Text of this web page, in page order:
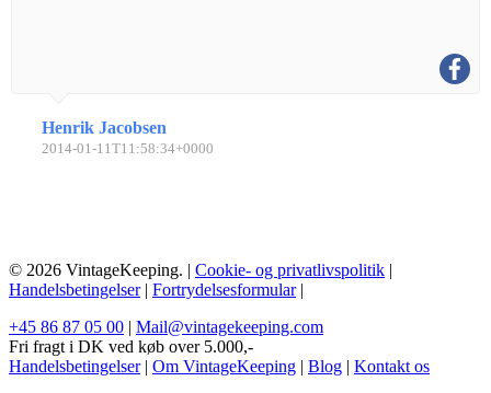
Henrik Jacobsen
2014-01-11T11:58:34+0000
© 2026 VintageKeeping. | Cookie- og privatlivspolitik |
Handelsbetingelser| Fortrydelsesformular|
+45 86 87 05 00 | Mail@vintagekeeping.com
Fri fragt i DK ved køb over 5.000,-
Handelsbetingelser| Om VintageKeeping | Blog | Kontakt os